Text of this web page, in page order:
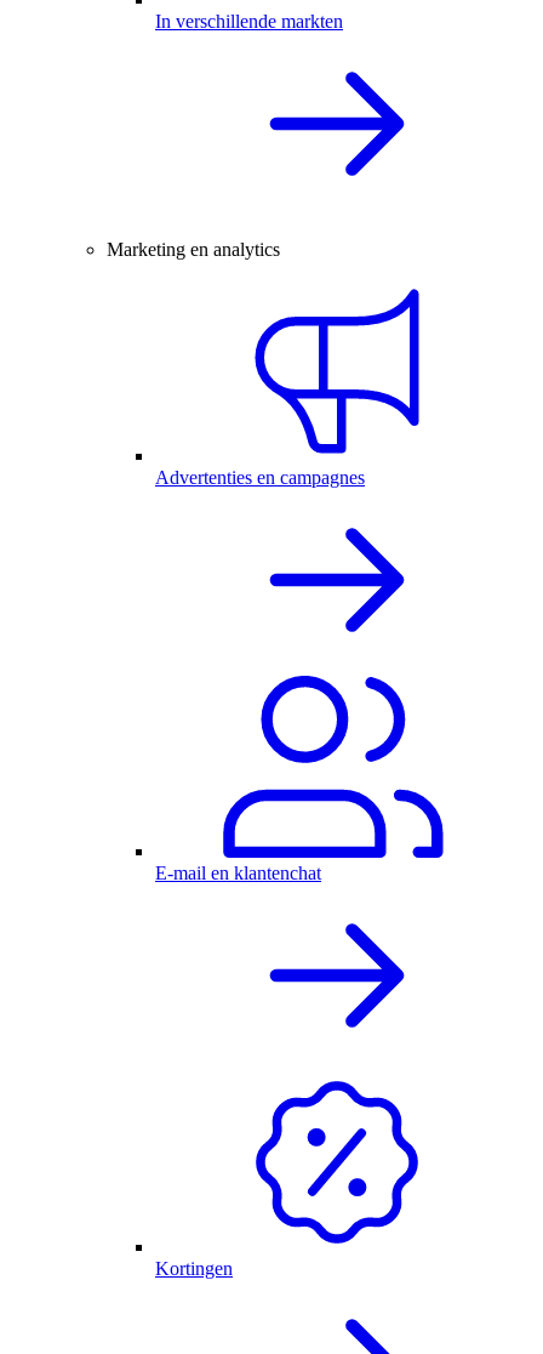
In verschillende markten
Marketing en analytics
Advertenties en campagnes
E-mail en klantenchat
Kortingen